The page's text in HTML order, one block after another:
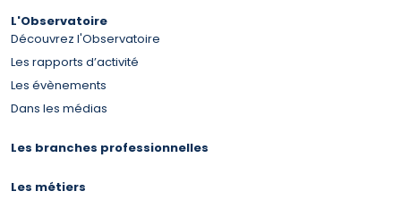
L'Observatoire
Découvrez l'Observatoire
Les rapports d’activité
Les évènements
Dans les médias
Les branches professionnelles
Les métiers